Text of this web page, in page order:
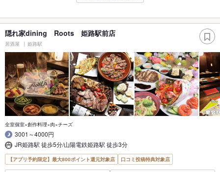
隠れ家dining Roots 姫路駅前店
居酒屋 姫路駅
全室個室×創作料理×肉×チーズ
3001～4000円
JR姫路駅 徒歩5分/山陽電鉄姫路駅 徒歩3分
【アプリ予約限定】最大800ポイント還元対象店 口コミ投稿特典対象店